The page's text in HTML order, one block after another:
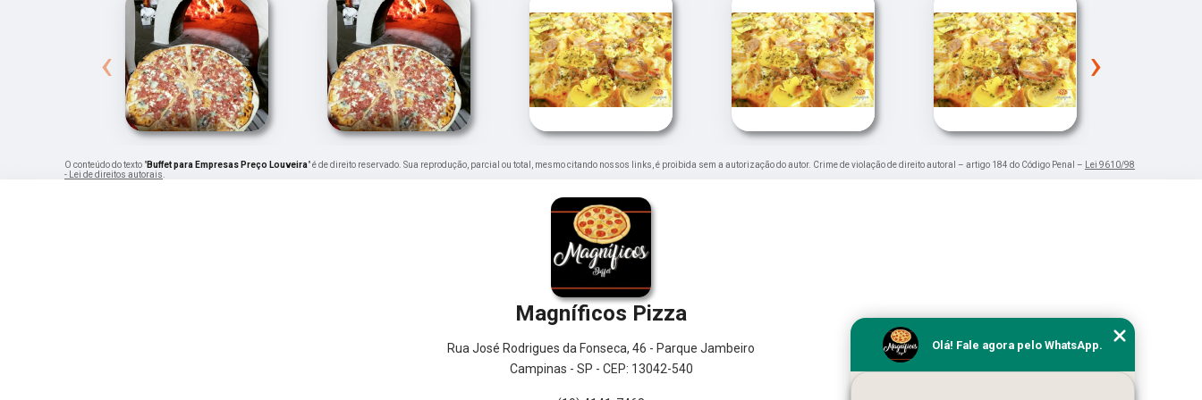
‹ ›
O conteúdo do texto "Buffet para Empresas Preço Louveira" é de direito reservado. Sua reprodução, parcial ou total, mesmo citando nossos links, é proibida sem a autorização do autor. Crime de violação de direito autoral – artigo 184 do Código Penal – Lei 9610/98
- Lei de direitos autorais.
Magníficos Pizza
Rua José Rodrigues da Fonseca, 46 - Parque Jambeiro
Campinas - SP - CEP: 13042-540
Olá! Fale agora pelo WhatsApp.